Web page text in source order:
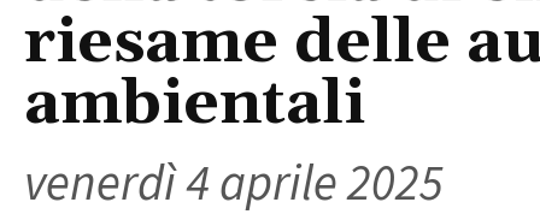
riesame delle
ambientali
venerdì 4 aprile 2025